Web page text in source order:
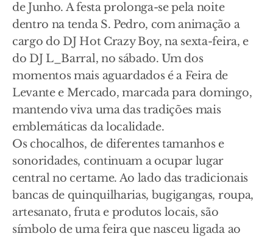
de Junho. A festa prolonga-se pela noite
dentro na tenda S. Pedro, com animação a
cargo do DJ Hot Crazy Boy, na sexta-feira, e
do DJ L_Barral, no sábado. Um dos
momentos mais aguardados é a Feira de
Levante e Mercado, marcada para domingo,
mantendo viva uma das tradições mais
emblemáticas da localidade.
Os chocalhos, de diferentes tamanhos e
sonoridades, continuam a ocupar lugar
central no certame. Ao lado das tradicionais
bancas de quinquilharias, bugigangas, roupa,
artesanato, fruta e produtos locais, são
símbolo de uma feira que nasceu ligada ao